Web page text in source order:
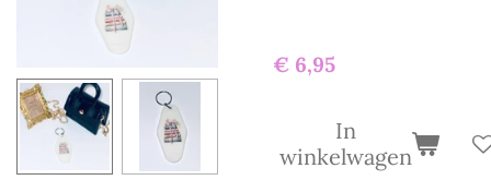
€ 6,95
In
winkelwagen